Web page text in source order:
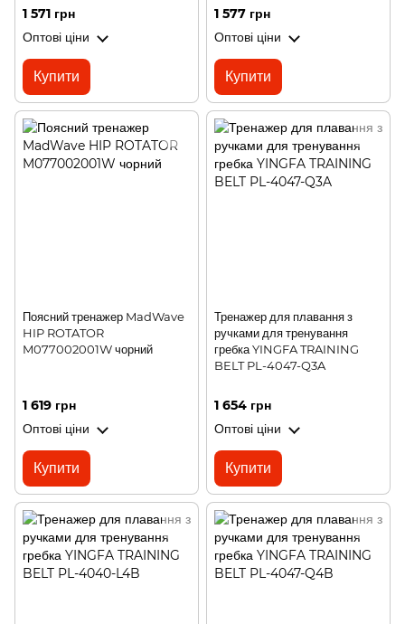
1 571 грн
Оптові ціни
Купити
1 577 грн
Оптові ціни
Купити
Поясний тренажер MadWave
HIP ROTATOR
M077002001W чорний
1 619 грн
Оптові ціни
Купити
Тренажер для плавання з
ручками для тренування
гребка YINGFA TRAINING
BELT PL-4047-Q3A
1 654 грн
Оптові ціни
Купити